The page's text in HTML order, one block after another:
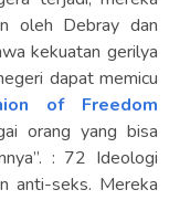
oleh Debray dan
kekuatan gerilya
dapat memicu
of Freedom
orang yang bisa
: 72 Ideologi
anti-seks. Mereka